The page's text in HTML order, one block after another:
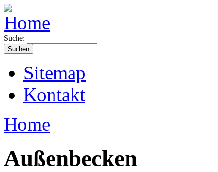
Suche:
Sitemap
Kontakt
Home
Außenbecken